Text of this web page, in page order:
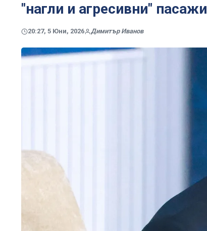
"нагли и агресивни" пасажи
20:27, 5 Юни, 2026 Димитър Иванов